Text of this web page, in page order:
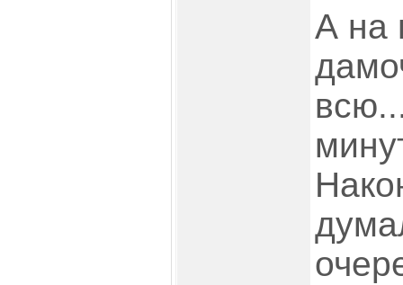
А на